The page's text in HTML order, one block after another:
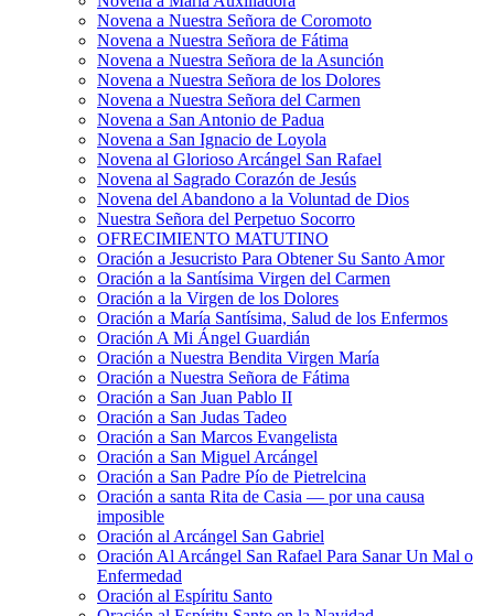
Novena a Nuestra Señora de Coromoto
Novena a Nuestra Señora de Fátima
Novena a Nuestra Señora de la Asunción
Novena a Nuestra Señora de los Dolores
Novena a Nuestra Señora del Carmen
Novena a San Antonio de Padua
Novena a San Ignacio de Loyola
Novena al Glorioso Arcángel San Rafael
Novena al Sagrado Corazón de Jesús
Novena del Abandono a la Voluntad de Dios
Nuestra Señora del Perpetuo Socorro
OFRECIMIENTO MATUTINO
Oración a Jesucristo Para Obtener Su Santo Amor
Oración a la Santísima Virgen del Carmen
Oración a la Virgen de los Dolores
Oración a María Santísima, Salud de los Enfermos
Oración A Mi Ángel Guardián
Oración a Nuestra Bendita Virgen María
Oración a Nuestra Señora de Fátima
Oración a San Juan Pablo II
Oración a San Judas Tadeo
Oración a San Marcos Evangelista
Oración a San Miguel Arcángel
Oración a San Padre Pío de Pietrelcina
Oración a santa Rita de Casia — por una causa
imposible
Oración al Arcángel San Gabriel
Oración Al Arcángel San Rafael Para Sanar Un Mal o
Enfermedad
Oración al Espíritu Santo